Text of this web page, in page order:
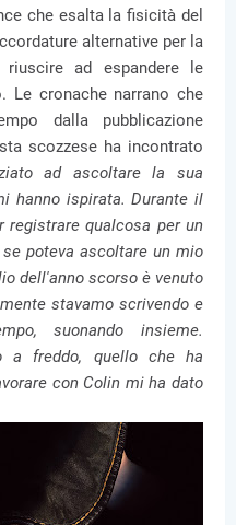
che esalta la fisicità del
alternative per la
ad espandere le
Le cronache narrano che
dalla pubblicazione
scozzese ha incontrato
ad ascoltare la sua
hanno ispirata. Durante il
qualcosa per un
poteva ascoltare un mio
dell'anno scorso è venuto
stavamo scrivendo e
suonando insieme.
a freddo, quello che ha
con Colin mi ha dato